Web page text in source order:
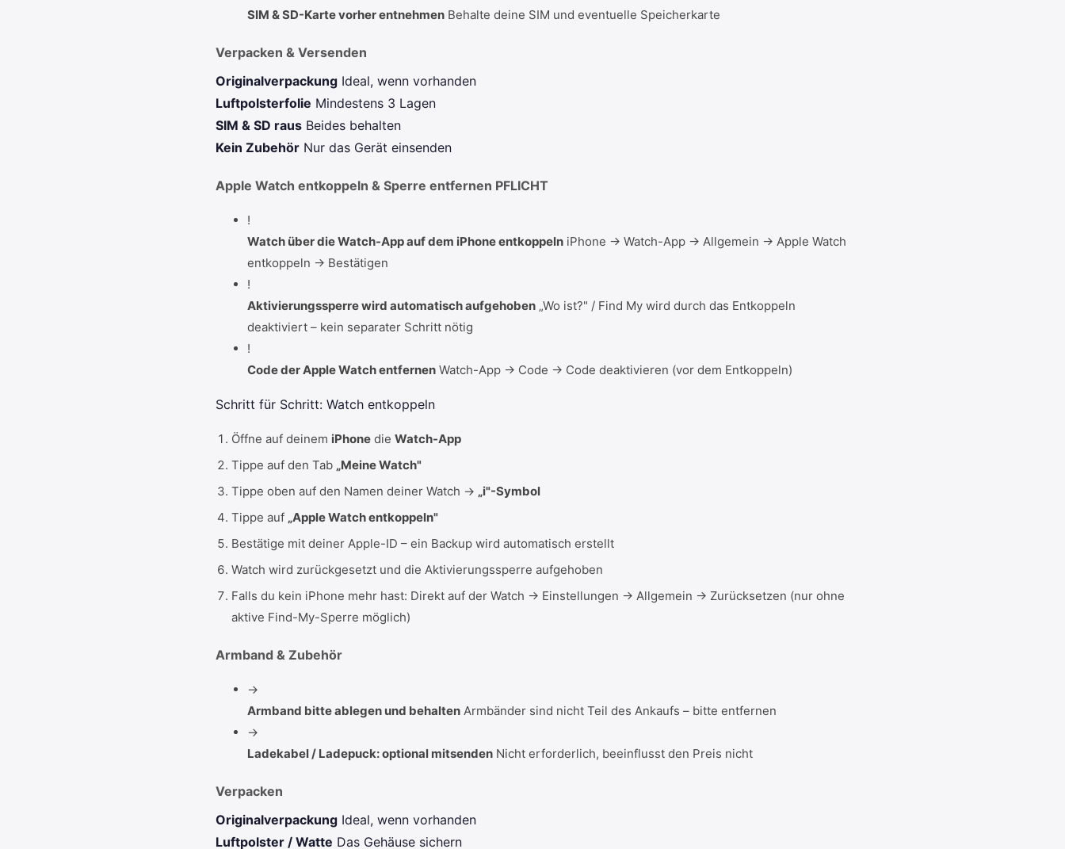
SIM & SD-Karte vorher entnehmen Behalte deine SIM und eventuelle Speicherkarte
Verpacken & Versenden
Originalverpackung Ideal, wenn vorhanden
Luftpolsterfolie Mindestens 3 Lagen
SIM & SD raus Beides behalten
Kein Zubehör Nur das Gerät einsenden
Apple Watch entkoppeln & Sperre entfernen PFLICHT
!
Watch über die Watch-App auf dem iPhone entkoppeln iPhone → Watch-App → Allgemein → Apple Watch
entkoppeln → Bestätigen
!
Aktivierungssperre wird automatisch aufgehoben „Wo ist?" / Find My wird durch das Entkoppeln
deaktiviert – kein separater Schritt nötig
!
Code der Apple Watch entfernen Watch-App → Code → Code deaktivieren (vor dem Entkoppeln)
Schritt für Schritt: Watch entkoppeln
Öffne auf deinem iPhone die Watch-App
Tippe auf den Tab „Meine Watch"
Tippe oben auf den Namen deiner Watch → „i"-Symbol
Tippe auf „Apple Watch entkoppeln"
Bestätige mit deiner Apple-ID – ein Backup wird automatisch erstellt
Watch wird zurückgesetzt und die Aktivierungssperre aufgehoben
Falls du kein iPhone mehr hast: Direkt auf der Watch → Einstellungen → Allgemein → Zurücksetzen (nur ohne
aktive Find-My-Sperre möglich)
Armband & Zubehör
→
Armband bitte ablegen und behalten Armbänder sind nicht Teil des Ankaufs – bitte entfernen
→
Ladekabel / Ladepuck: optional mitsenden Nicht erforderlich, beeinflusst den Preis nicht
Verpacken
Originalverpackung Ideal, wenn vorhanden
Luftpolster / Watte Das Gehäuse sichern